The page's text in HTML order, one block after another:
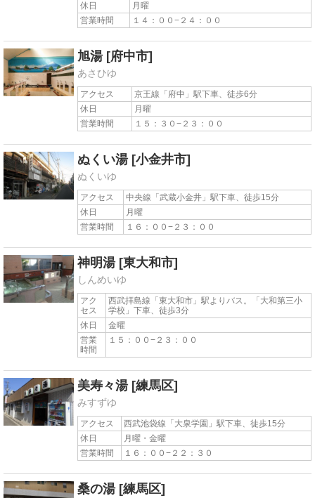
休日
月曜
営業時間
１４：００−２４：００
旭湯 [府中市]
あさひゆ
アクセス
京王線「府中」駅下車、徒歩6分
休日
月曜
営業時間
１５：３０−２３：００
ぬくい湯 [小金井市]
ぬくいゆ
アクセス
中央線「武蔵小金井」駅下車、徒歩15分
休日
月曜
営業時間
１６：００−２３：００
神明湯 [東大和市]
しんめいゆ
アク
セス
西武拝島線「東大和市」駅よりバス。「大和第三小
学校」下車、徒歩3分
休日
金曜
営業
時間
１５：００−２３：００
美寿々湯 [練馬区]
みすずゆ
アクセス
西武池袋線「大泉学園」駅下車、徒歩15分
休日
月曜・金曜
営業時間
１６：００−２２：３０
桑の湯 [練馬区]